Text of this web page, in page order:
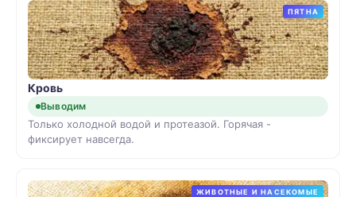
ПЯТНА
Кровь
Выводим
Только холодной водой и протеазой. Горячая -
фиксирует навсегда.
ЖИВОТНЫЕ И НАСЕКОМЫЕ